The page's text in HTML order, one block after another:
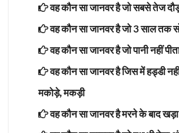
वह कौन सा जानवर है जो सबसे तेज
वह कौन सा जानवर है जो 3 साल तक
वह कौन सा जानवर है जो पानी नहीं
वह कौन सा जानवर है जिस में हड्डी
मकोड़े, मकड़ी
वह कौन सा जानवर है मरने के बाद